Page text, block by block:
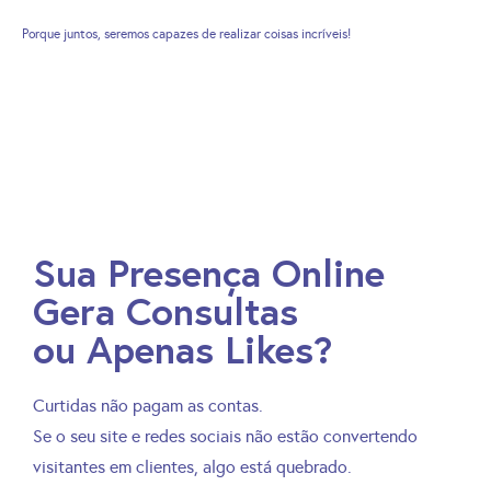
Porque juntos, seremos capazes de realizar coisas incríveis!
Sua Presença Online
Gera Consultas
ou Apenas Likes?
Curtidas não pagam as contas.
Se o seu site e redes sociais não estão convertendo
visitantes em clientes, algo está quebrado.